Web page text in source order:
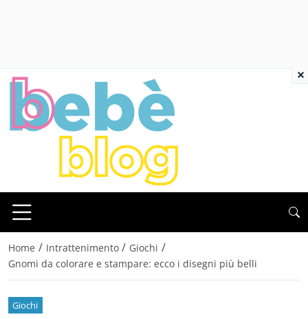
Home / Intrattenimento / Giochi /
Gnomi da colorare e stampare: ecco i disegni più belli
Giochi
×